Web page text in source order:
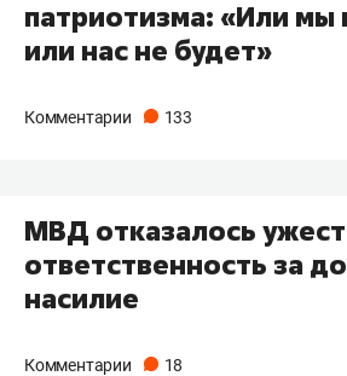
патриотизма: «Или
или нас не будет»
Комментарии 133
МВД отказалось
ответственность за
насилие
Комментарии 18